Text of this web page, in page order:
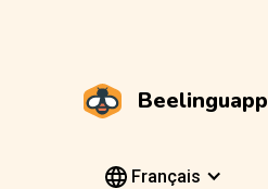
Beelinguapp
Français